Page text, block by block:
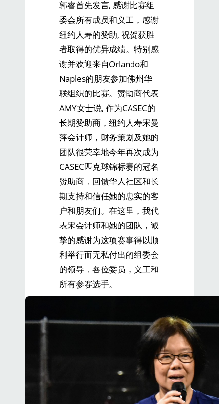
郭睿首先发言, 感谢比赛组
委会所有成员和义工，感谢
纽约人寿的赞助, 祝贺获胜
者取得的优异成绩。特别感
谢并欢迎来自Orlando和
Naples的朋友参加佛州华
联组织的比赛。赞助商代表
AMY女士说, 作为CASEC的
长期赞助商，纽约人寿宋曼
萍会计师，财务策划及她的
团队很荣幸地今年再次成为
CASEC匹克球锦标赛的冠名
赞助商，回馈华人社区和长
期支持和信任她的忠实的客
户和朋友们。在这里，我代
表宋会计师和她的团队，诚
挚的感谢为这项赛事得以顺
利举行而无私付出的组委会
的领导，各位委员，义工和
所有参赛选手。